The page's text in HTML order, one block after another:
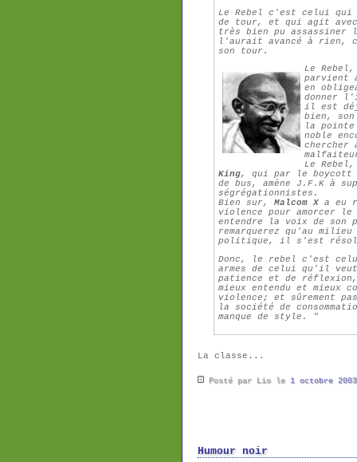
Le Rebel c'est celui qui
de tour, et qui agit
très bien pu assassiner
l'aurait avancé à rien,
son tour.
Le
parvient
en
donner
il est
bien,
la
noble
chercher
Le
King, qui par le boycott
de bus, amène J.F.K à
ségrégationnistes.
Bien sur, Malcom X a eu
violence pour amorcer
entendre la voix de son
remarquerez qu'au milieu
politique, il s'est
Donc, le rebel c'est
armes de celui qu'il
patience et de
mieux entendu et mieux
violence; et sûrement
la société de
manque de style. "
La classe...
Posté par Lio le 1 octobre 2003
Humour noir